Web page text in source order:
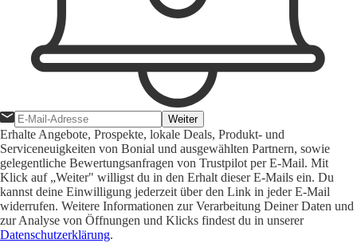
Weiter
Erhalte Angebote, Prospekte, lokale Deals, Produkt- und
Serviceneuigkeiten von Bonial und ausgewählten Partnern, sowie
gelegentliche Bewertungsanfragen von Trustpilot per E-Mail. Mit
Klick auf „Weiter" willigst du in den Erhalt dieser E-Mails ein. Du
kannst deine Einwilligung jederzeit über den Link in jeder E-Mail
widerrufen. Weitere Informationen zur Verarbeitung Deiner Daten und
zur Analyse von Öffnungen und Klicks findest du in unserer
Datenschutzerklärung.